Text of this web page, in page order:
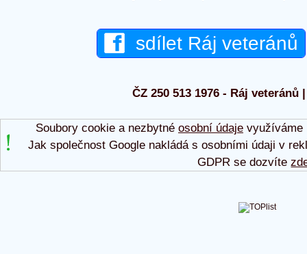
sdílet Ráj veteránů
ČZ 250 513 1976 - Ráj veteránů
Soubory cookie a nezbytné osobní údajevyužíváme
Jak společnost Google nakládá s osobními údaji v
GDPR se dozvíte